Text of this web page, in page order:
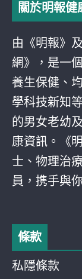
關於明報健
由《明報》
網》，是一
養生保健、
學科技新知
的男女老幼
康資訊。《
士、物理治
員，携手與
條款
私隱條款